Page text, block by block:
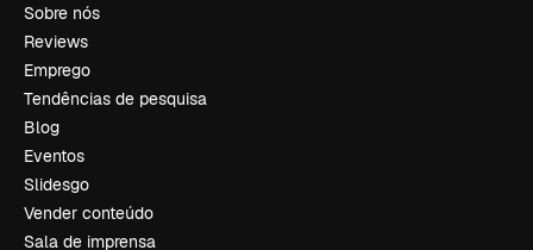
Sobre nós
Reviews
Emprego
Tendências de pesquisa
Blog
Eventos
Slidesgo
Vender conteúdo
Sala de imprensa